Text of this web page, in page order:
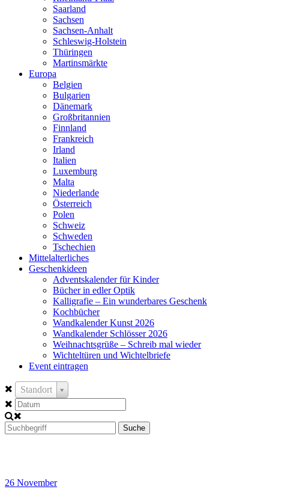
Saarland
Sachsen
Sachsen-Anhalt
Schleswig-Holstein
Thüringen
Martinsmärkte
Europa
Belgien
Bulgarien
Dänemark
Großbritannien
Finnland
Frankreich
Irland
Italien
Luxemburg
Malta
Niederlande
Österreich
Polen
Schweiz
Schweden
Tschechien
Mittelalterliches
Geschenkideen
Adventskalender für Kinder
Bücher in edler Optik
Kalligrafie – Ein wunderbares Geschenk
Kochbücher
Wandkalender Kunst 2026
Wandkalender Schlösser 2026
Weihnachtsgrüße – Schreib mal wieder
Wichteltüren und Wichtelbriefe
Event eintragen
Standort
Suche
26 November